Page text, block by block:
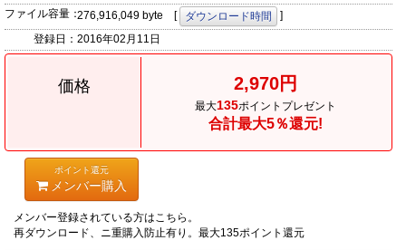
ファイル容量：276,916,049 byte [ ダウンロード時間
]
登録日： 2016年02月11日
価格 2,970円
最大135ポイントプレゼント
合計最大5％還元!
ポイント還元
メンバー購入
メンバー登録されている方はこちら。
再ダウンロード、ニ重購入防止有り。最大135ポイント還元